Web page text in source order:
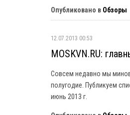
Опубликовано в Обзоры
12.07.2013 00:53
MOSKVN.RU:
Совсем недавно мы
полугодие. Публикуем
июнь 2013 г.